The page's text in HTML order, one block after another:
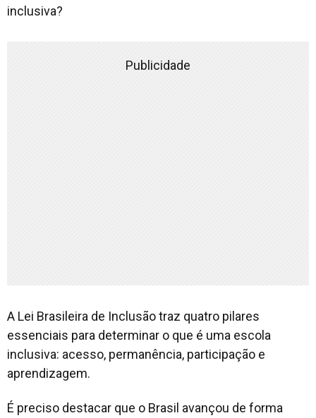
inclusiva?
Publicidade
A Lei Brasileira de Inclusão traz quatro pilares
essenciais para determinar o que é uma escola
inclusiva: acesso, permanência, participação e
aprendizagem.
É preciso destacar que o Brasil avançou de forma